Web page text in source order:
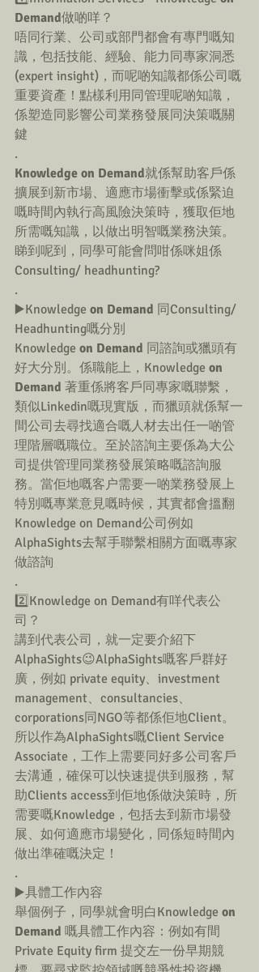
Demand做啲咩？
唔同行業、公司或部門都會有專門嘅知
識，包括技能、經驗、能力同專家洞悉
(expert insight)，而呢啲知識都係公司嘅
重要資產！點樣利用同管理呢啲知識，
係塑造同影響公司業務發展同決策嘅關
鍵
.
Knowledge on Demand就係幫助客戶係
擴展到新市場、適應市場衝擊或係緊迫
嘅時間內執行高風險決策時，獲取佢地
所需嘅知識，以做出明智嘅業務決策。
睇到呢到，同學可能會問咁係咪姐係
Consulting/ headhunting?
.
▶️Knowledge on Demand 同Consulting/
Headhunting嘅分別
Knowledge on Demand 同諮詢或獵頭有
好大分別。係職能上，Knowledge on
Demand 著重係將客戶同專家嘅聯繫，
類似Linkedin嘅現實版，而獵頭就係幫一
間公司去尋找適合嘅人材去出任一啲管
理階層嘅職位。至於諮詢主要係為大公
司提供管理同業務發展策略嘅諮詢服
務。當佢地嘅客户需要一啲業務發展上
特別嘅專業意見嘅時候，其實都會搵翻
Knowledge on Demand公司例如
AlphaSights去幫手聯繫相關方面嘅專家
做諮詢
.
2️⃣Knowledge on Demand有咩代表公
司？
講到代表公司，就一定要介紹下
AlphaSights😉AlphaSights嘅客戶群好
廣，例如 private equity、investment
management、consultancies、
corporations同NGO等都係佢地Client。
所以作為AlphaSights嘅Client Service
Associate，工作上需要同好多公司客戶
去溝通，確保可以快速提供到服務，幫
助Clients access到佢地係做決策時，所
需要嘅Knowledge，包括去到新市場發
展、如何適應市場變化，同係短時間內
做出準確嘅決定！
.
▶️具體工作內容
舉個例子，同學就會明白Knowledge on
Demand 嘅具體工作內容：例如有間
Private Equity firm 提交左一份早期競